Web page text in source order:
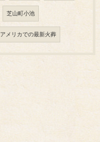
芝山町小池
アメリカでの最新火葬